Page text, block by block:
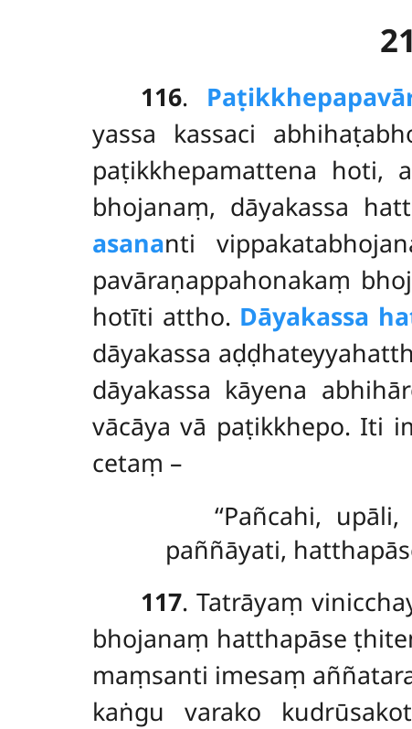
116.
yassa kassaci
paṭikkhepamattena hoti,
bhojanaṃ, dāyakassa
asananti
pavāraṇappahonakaṃ
hotīti attho. Dāyakassa
dāyakassa
dāyakassa kāyena
vācāya vā paṭikkhepo. Iti
cetaṃ –
‘‘Pañcahi,
paññāyati,
117. Tatrāyaṃ
bhojanaṃ hatthapāse
maṃsanti imesaṃ
kaṅgu varako